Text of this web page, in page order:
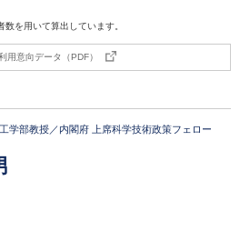
を用いて算出しています。
用意向データ（PDF）
学部教授／内閣府 上席科学技術政策フェロー